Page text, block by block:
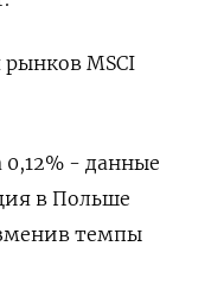
MSCI
- данные
в Польше
темпы